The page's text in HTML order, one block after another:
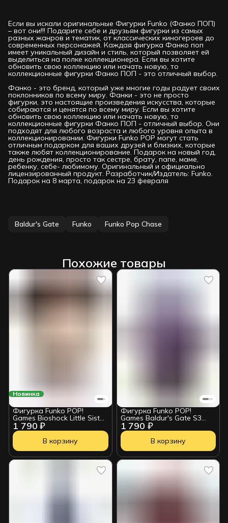
Если вы искали оригинальные Фигурки Funko (Фанко ПОП)
– вот они!!! Подарите себе и друзьям фигурки из самых
разных жанров и тематик, от классических киногероев до
современных персонажей. Каждая фигурка Фанко поп
имеет уникальный дизайн и стиль, который позволяет ей
выделиться на полке коллекционера. Если вы хотите
обновить свою коллекцию или начать новую, то
коллекционные фигурки Фанко ПОП - это отличный выбор.
Фанко - это бренд, который уже многие годы радует своих
поклонников по всему миру. Фанки - это не просто
фигурки, это настоящие произведения искусства, которые
собираются и ценятся по всему миру. Если вы хотите
обновить свою коллекцию или начать новую, то
коллекционные фигурки Фанко ПОП - отличный выбор. Они
подходят для любого возраста и любого уровня опыта в
коллекционировании. Фигурки Funko РОР могут стать
отличным подарком для ваших друзей и близких, которые
также любят коллекционирование. Подарок на новый год,
день рождения, просто так сестре, брату, папе, маме,
ребенку, себе- любимому. Оригинальный и официально
лицензированный продукт. Разработчик/Издатель: Funko.
Подарок на 8 марта, подарок на 23 февраля
Baldur's Gate Funko Funko Pop Chase
Похожие товары
Новинка
1 790 ₽
Фигурка Funko POP!
Games Bioshock Little Sister
with Syringe (1143) 90830
В корзину
1 790 ₽
Фигурка Funko POP!
Games Baldur's Gate S3
The Emperor (1189) 91595
В корзину